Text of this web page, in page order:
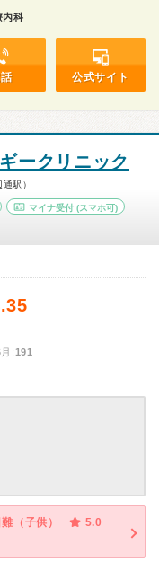
内科
公式サイト
ークリニック
駅）
マイナ受付 (スマホ可)
:191
（子供）
5.0